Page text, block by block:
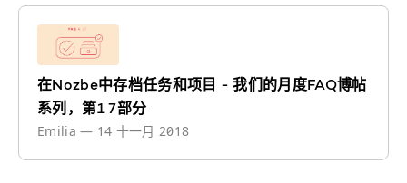
在Nozbe中存档任务和项目 - 我们的月度FAQ博帖
系列，第17部分
Emilia— 14 十一月 2018